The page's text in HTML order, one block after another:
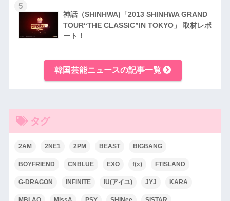
5
神話（SHINHWA)「2013 SHINHWA GRAND
TOUR“THE CLASSIC”IN TOKYO」 取材レポ
ート！
韓国芸能ニュースの記事一覧
タグ
2AM 2NE1 2PM BEAST BIGBANG
BOYFRIEND CNBLUE EXO f(x) FTISLAND
G-DRAGON INFINITE IU(アイユ) JYJ KARA